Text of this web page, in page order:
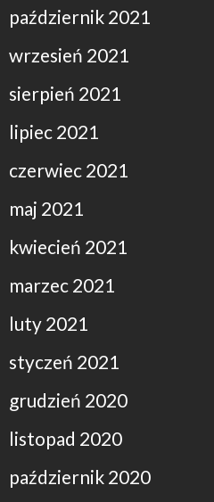
październik 2021
wrzesień 2021
sierpień 2021
lipiec 2021
czerwiec 2021
maj 2021
kwiecień 2021
marzec 2021
luty 2021
styczeń 2021
grudzień 2020
listopad 2020
październik 2020